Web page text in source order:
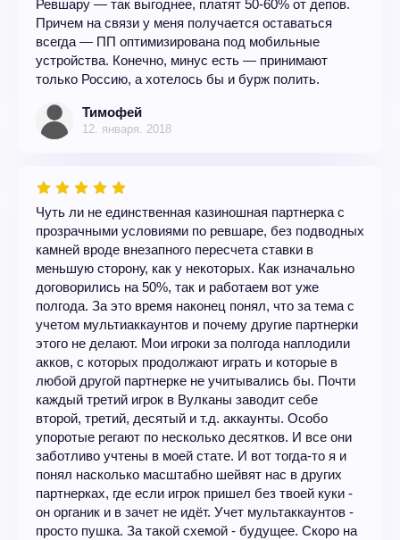
Ревшару — так выгоднее, платят 50-60% от депов.
Причем на связи у меня получается оставаться
всегда — ПП оптимизирована под мобильные
устройства. Конечно, минус есть — принимают
только Россию, а хотелось бы и бурж полить.
Тимофей
12. января. 2018
Чуть ли не единственная казиношная партнерка с
прозрачными условиями по ревшаре, без подводных
камней вроде внезапного пересчета ставки в
меньшую сторону, как у некоторых. Как изначально
договорились на 50%, так и работаем вот уже
полгода. За это время наконец понял, что за тема с
учетом мультиаккаунтов и почему другие партнерки
этого не делают. Мои игроки за полгода наплодили
акков, с которых продолжают играть и которые в
любой другой партнерке не учитывались бы. Почти
каждый третий игрок в Вулканы заводит себе
второй, третий, десятый и т.д. аккаунты. Особо
упоротые регают по несколько десятков. И все они
заботливо учтены в моей стате. И вот тогда-то я и
понял насколько масштабно шейвят нас в других
партнерках, где если игрок пришел без твоей куки -
он органик и в зачет не идёт. Учет мультаккаунтов -
просто пушка. За такой схемой - будущее. Скоро на